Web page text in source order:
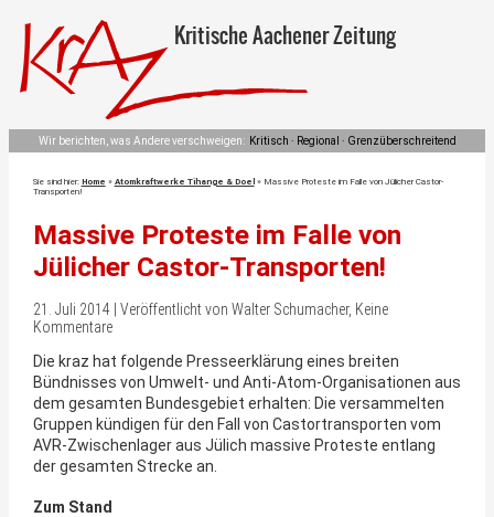
Kritische Aachener Zeitung
Wir berichten, was Andere verschweigen: Kritisch · Regional · Grenzüberschreitend
Sie sind hier: Home » Atomkraftwerke Tihange & Doel» Massive Proteste im Falle von Jülicher Castor-
Transporten!
Massive Proteste im Falle von
Jülicher Castor-Transporten!
21. Juli 2014 | Veröffentlicht von Walter Schumacher, Keine
Kommentare
Die kraz hat folgende Presseerklärung eines breiten
Bündnisses von Umwelt- und Anti-Atom-Organisationen aus
dem gesamten Bundesgebiet erhalten: Die versammelten
Gruppen kündigen für den Fall von Castortransporten vom
AVR-Zwischenlager aus Jülich massive Proteste entlang
der gesamten Strecke an.
Zum Stand